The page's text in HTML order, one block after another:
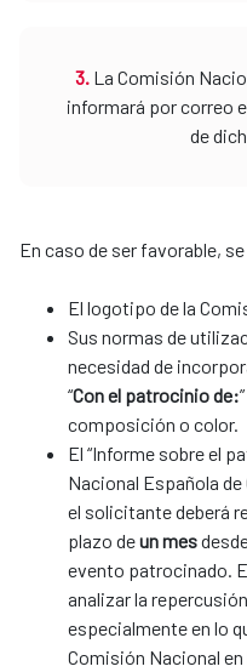
3. La Comisión
informará por correo
de
En caso de ser favorable,
El logotipo de la
Sus normas de
necesidad de
“Con el patrocinio de:
composición o color.
El “Informe sobre el
Nacional Española de
el solicitante deberá
plazo deun mes
evento patrocinado.
analizar la
especialmente en lo
Comisión Nacional